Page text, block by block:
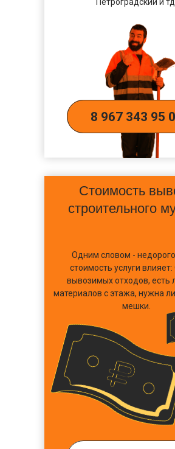
8 967 343 95
Стоимость
строительного
Одним словом -
стоимость услуги
вывозимых отходов, есть
материалов с этажа, нужна
мешки.